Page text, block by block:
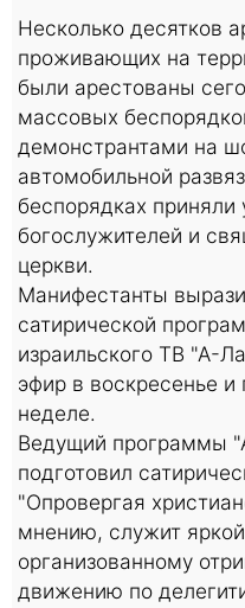
Несколько десятков
проживающих на
были арестованы
массовых
демонстрантами на
автомобильной
беспорядках приняли
богослужителей и
церкви.
Манифестанты
сатирической
израильского ТВ "А-
эфир в воскресенье
неделе.
Ведущий программы
подготовил
"Опровергая
мнению, служит яркой
организованному
движению по